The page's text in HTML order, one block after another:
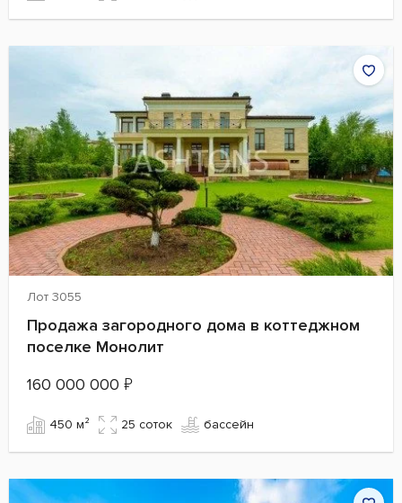
Лот 3055
Продажа загородного дома в коттеджном
поселке Монолит
160 000 000 ₽
450 м² 25 cоток бассейн